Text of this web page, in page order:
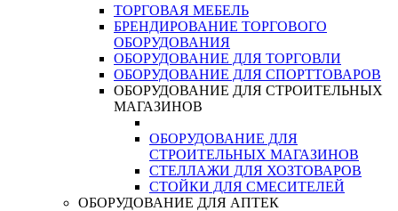
ТОРГОВАЯ МЕБЕЛЬ
БРЕНДИРОВАНИЕ ТОРГОВОГО
ОБОРУДОВАНИЯ
ОБОРУДОВАНИЕ ДЛЯ ТОРГОВЛИ
ОБОРУДОВАНИЕ ДЛЯ СПОРТТОВАРОВ
ОБОРУДОВАНИЕ ДЛЯ СТРОИТЕЛЬНЫХ
МАГАЗИНОВ
ОБОРУДОВАНИЕ ДЛЯ
СТРОИТЕЛЬНЫХ МАГАЗИНОВ
СТЕЛЛАЖИ ДЛЯ ХОЗТОВАРОВ
СТОЙКИ ДЛЯ СМЕСИТЕЛЕЙ
ОБОРУДОВАНИЕ ДЛЯ АПТЕК